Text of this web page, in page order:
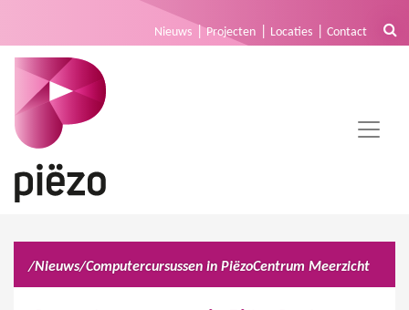
Nieuws Projecten Locaties Contact
/Nieuws/Computercursussen in PiëzoCentrum Meerzicht